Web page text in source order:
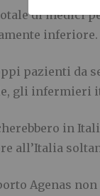
di medici
inferiore.
pazienti da
gli infermieri
in
all’Italia
Agenas